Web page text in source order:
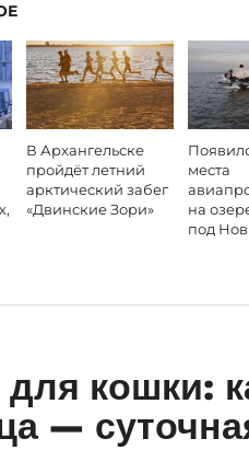
В Архангельске
пройдёт летний
арктический забег
«Двинские Зори»
места
на
под
кошки:
—